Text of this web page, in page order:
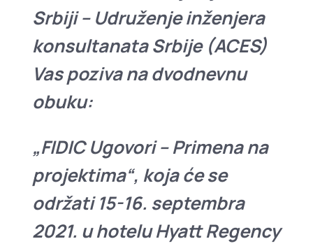
Srbiji – Udruženje inženjera
konsultanata Srbije (ACES)
Vas poziva na dvodnevnu
obuku:
„FIDIC Ugovori – Primena na
projektima“, koja će se
održati 15-16. septembra
2021. u hotelu Hyatt Regency